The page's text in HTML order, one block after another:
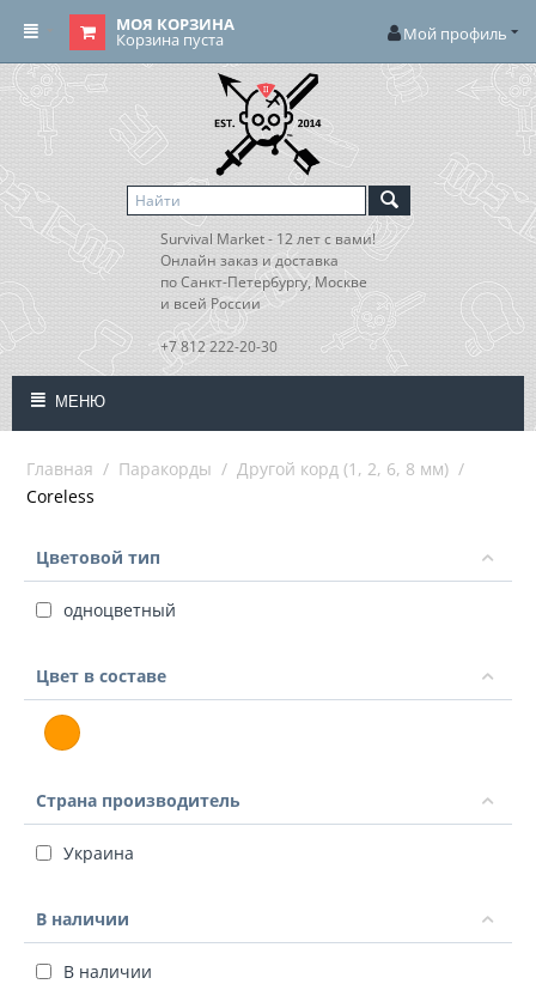
МОЯ КОРЗИНА
Корзина пуста Мой профиль
Survival Market - 12 лет с вами!
Онлайн заказ и доставка
по Санкт-Петербургу, Москве
и всей России
+7 812 222-20-30
МЕНЮ
Главная / Паракорды / Другой корд (1, 2, 6, 8 мм) /
Coreless
Цветовой тип
одноцветный
Цвет в составе
Страна производитель
Украина
В наличии
В наличии